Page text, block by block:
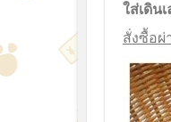
ใส่เดิน
สั่งซื้อผ่